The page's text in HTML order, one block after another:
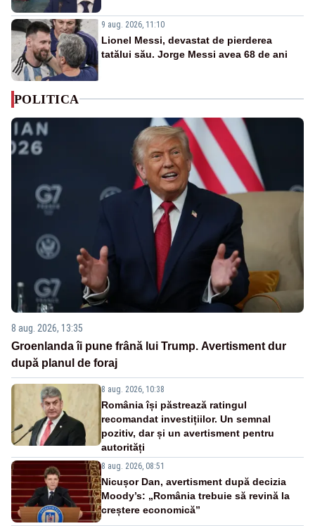
9 aug. 2026, 11:10
Lionel Messi, devastat de pierderea
tatălui său. Jorge Messi avea 68 de ani
POLITICA
8 aug. 2026, 13:35
Groenlanda îi pune frână lui Trump. Avertisment dur
după planul de foraj
8 aug. 2026, 10:38
România își păstrează ratingul
recomandat investițiilor. Un semnal
pozitiv, dar și un avertisment pentru
autorități
8 aug. 2026, 08:51
Nicușor Dan, avertisment după decizia
Moody’s: „România trebuie să revină la
creștere economică”